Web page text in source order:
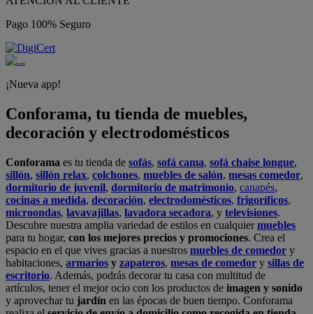
Pago 100% Seguro
¡Nueva app!
Conforama, tu tienda de muebles,
decoración y electrodomésticos
Conforama es tu tienda de sofás, sofá cama, sofá chaise longue,
sillón, sillón relax, colchones, muebles de salón, mesas comedor,
dormitorio de juvenil, dormitorio de matrimonio, canapés,
cocinas a medida, decoración, electrodomésticos, frigoríficos,
microondas, lavavajillas, lavadora secadora, y televisiones.
Descubre nuestra amplia variedad de estilos en cualquiermuebles
para tu hogar, con los mejores precios y promociones. Crea el
espacio en el que vives gracias a nuestros muebles de comedor y
habitaciones, armarios y zapateros, mesas de comedor y sillas de
escritorio. Además, podrás decorar tu casa con multitud de
artículos, tener el mejor ocio con los productos de imagen y sonido
y aprovechar tu jardín en las épocas de buen tiempo. Conforama